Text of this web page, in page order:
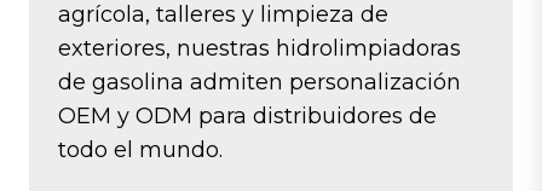
agrícola, talleres y limpieza de
exteriores, nuestras hidrolimpiadoras
de gasolina admiten personalización
OEM y ODM para distribuidores de
todo el mundo.